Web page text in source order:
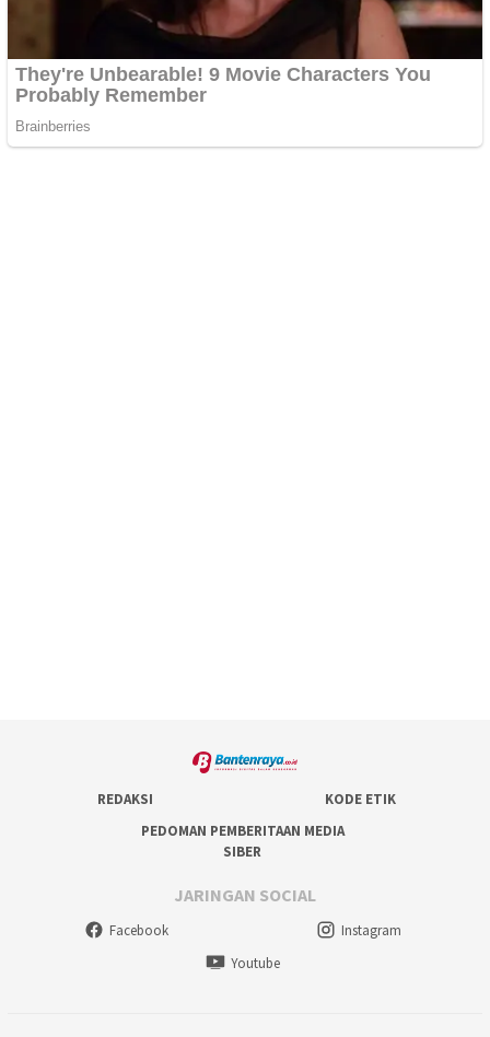
REDAKSI
KODE ETIK
PEDOMAN PEMBERITAAN MEDIA
SIBER
JARINGAN SOCIAL
Facebook
Instagram
Youtube